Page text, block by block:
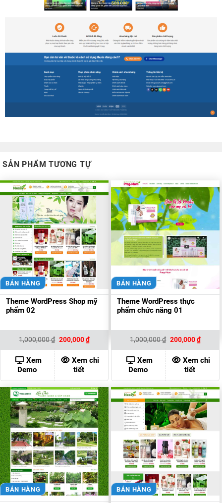
SẢN PHẨM TƯƠNG TỰ
BÁN HÀNG
Theme WordPress Shop mỹ
phẩm 02
1,000,000₫ Giá
là:
1,000,000 ₫.
200,000₫Giá
hiện
tại
là:
200,000 ₫.
Xem
Demo
Xem chi
tiết
BÁN HÀNG
Theme WordPress thực
phẩm chức năng 01
1,000,000₫ Giá
là:
1,000,000 ₫.
200,000₫Giá
hiện
tại
là:
Xem
Demo
Xem chi
tiết
BÁN HÀNG BÁN HÀNG